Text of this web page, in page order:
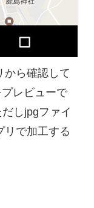
から確認して
レビューで
しjpgファイ
リで加工する